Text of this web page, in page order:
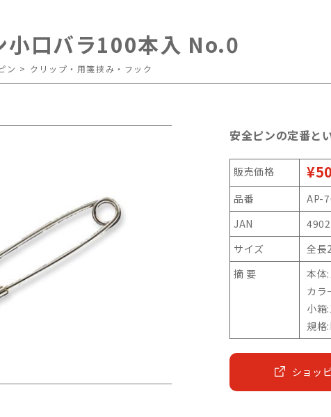
小口バラ100本入 No.0
ン > クリップ・用箋挟み・フック
安全ピンの定番と
販売価格
品番
AP-
JAN
サイズ
全
摘 要
本体
カラ
小箱
規格
ショッ